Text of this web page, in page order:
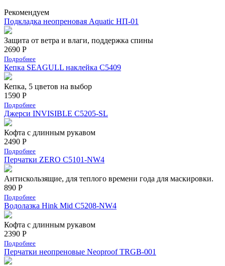
Рекомендуем
Подкладка неопреновая Aquatic НП-01
Защита от ветра и влаги, поддержка спины
2690 Р
Подробнее
Кепка SEAGULL наклейка С5409
Кепка, 5 цветов на выбор
1590 Р
Подробнее
Джерси INVISIBLE C5205-SL
Кофта с длинным рукавом
2490 Р
Подробнее
Перчатки ZERO C5101-NW4
Антискользящие, для теплого времени года для маскировки.
890 Р
Подробнее
Водолазка Hink Mid C5208-NW4
Кофта с длинным рукавом
2390 Р
Подробнее
Перчатки неопреновые Neoproof TRGB-001